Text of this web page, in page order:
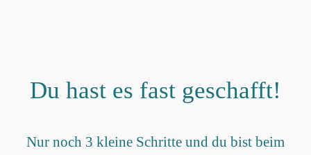
Du hast es fast geschafft!
Nur noch 3 kleine Schritte und du bist beim